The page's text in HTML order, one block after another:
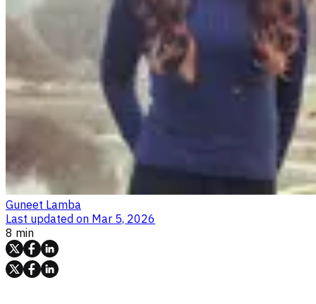
Guneet Lamba
Last updated on Mar 5, 2026
8 min